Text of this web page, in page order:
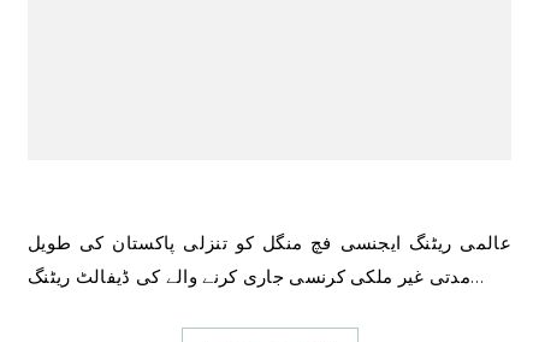
عالمی ریٹنگ ایجنسی فچ منگل کو تنزلی پاکستان کی طویل
مدتی غیر ملکی کرنسی جاری کرنے والے کی ڈیفالٹ ریٹنگ…